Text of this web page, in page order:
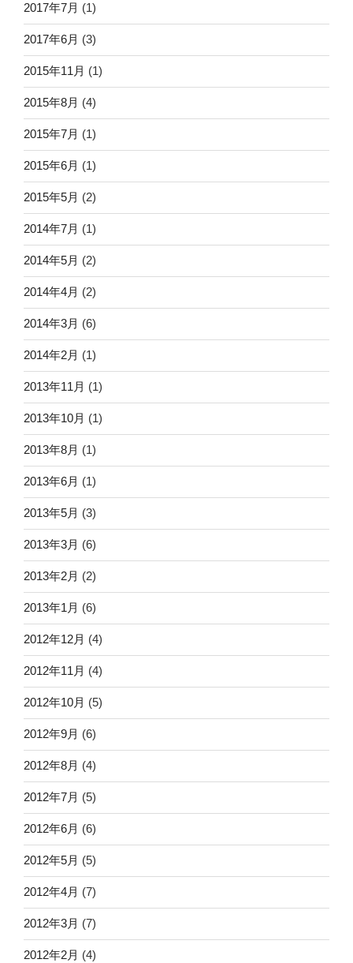
2017年7月 (1)
2017年6月 (3)
2015年11月 (1)
2015年8月 (4)
2015年7月 (1)
2015年6月 (1)
2015年5月 (2)
2014年7月 (1)
2014年5月 (2)
2014年4月 (2)
2014年3月 (6)
2014年2月 (1)
2013年11月 (1)
2013年10月 (1)
2013年8月 (1)
2013年6月 (1)
2013年5月 (3)
2013年3月 (6)
2013年2月 (2)
2013年1月 (6)
2012年12月 (4)
2012年11月 (4)
2012年10月 (5)
2012年9月 (6)
2012年8月 (4)
2012年7月 (5)
2012年6月 (6)
2012年5月 (5)
2012年4月 (7)
2012年3月 (7)
2012年2月 (4)